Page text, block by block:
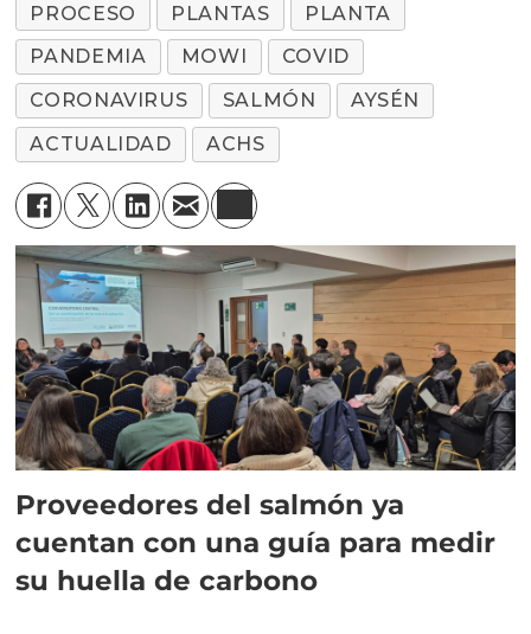
PROCESO
PLANTAS
PLANTA
PANDEMIA
MOWI
COVID
CORONAVIRUS
SALMÓN
AYSÉN
ACTUALIDAD
ACHS
Proveedores del salmón ya
cuentan con una guía para medir
su huella de carbono